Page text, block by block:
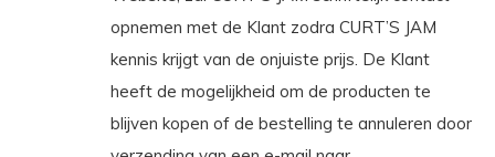
opnemen met de Klant zodra CURT’S JAM
kennis krijgt van de onjuiste prijs. De Klant
heeft de mogelijkheid om de producten te
blijven kopen of de bestelling te annuleren door